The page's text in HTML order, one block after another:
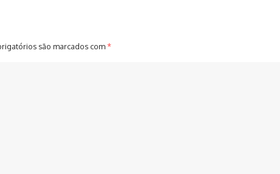
são marcados com*